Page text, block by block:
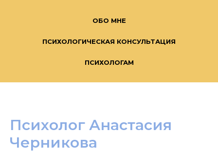
ОБО МНЕ
ПСИХОЛОГИЧЕСКАЯ КОНСУЛЬТАЦИЯ
ПСИХОЛОГАМ
Психолог Анастасия
Черникова